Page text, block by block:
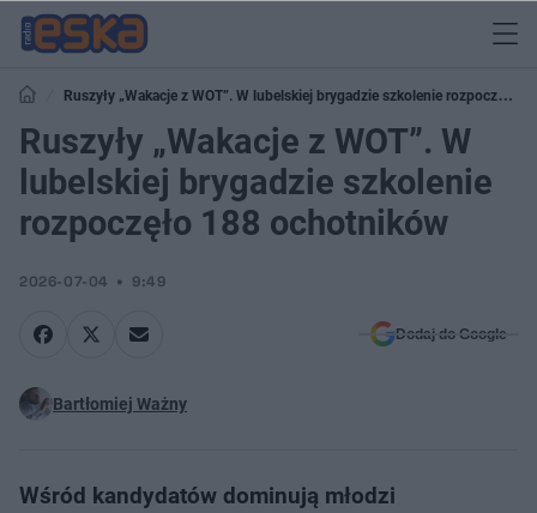
Ruszyły „Wakacje z WOT”. W lubelskiej brygadzie szkolenie rozpoczęło
188 ochotników
Ruszyły „Wakacje z WOT”. W
lubelskiej brygadzie szkolenie
rozpoczęło 188 ochotników
2026-07-04 9:49
Dodaj do Google
Bartłomiej Ważny
Wśród kandydatów dominują młodzi